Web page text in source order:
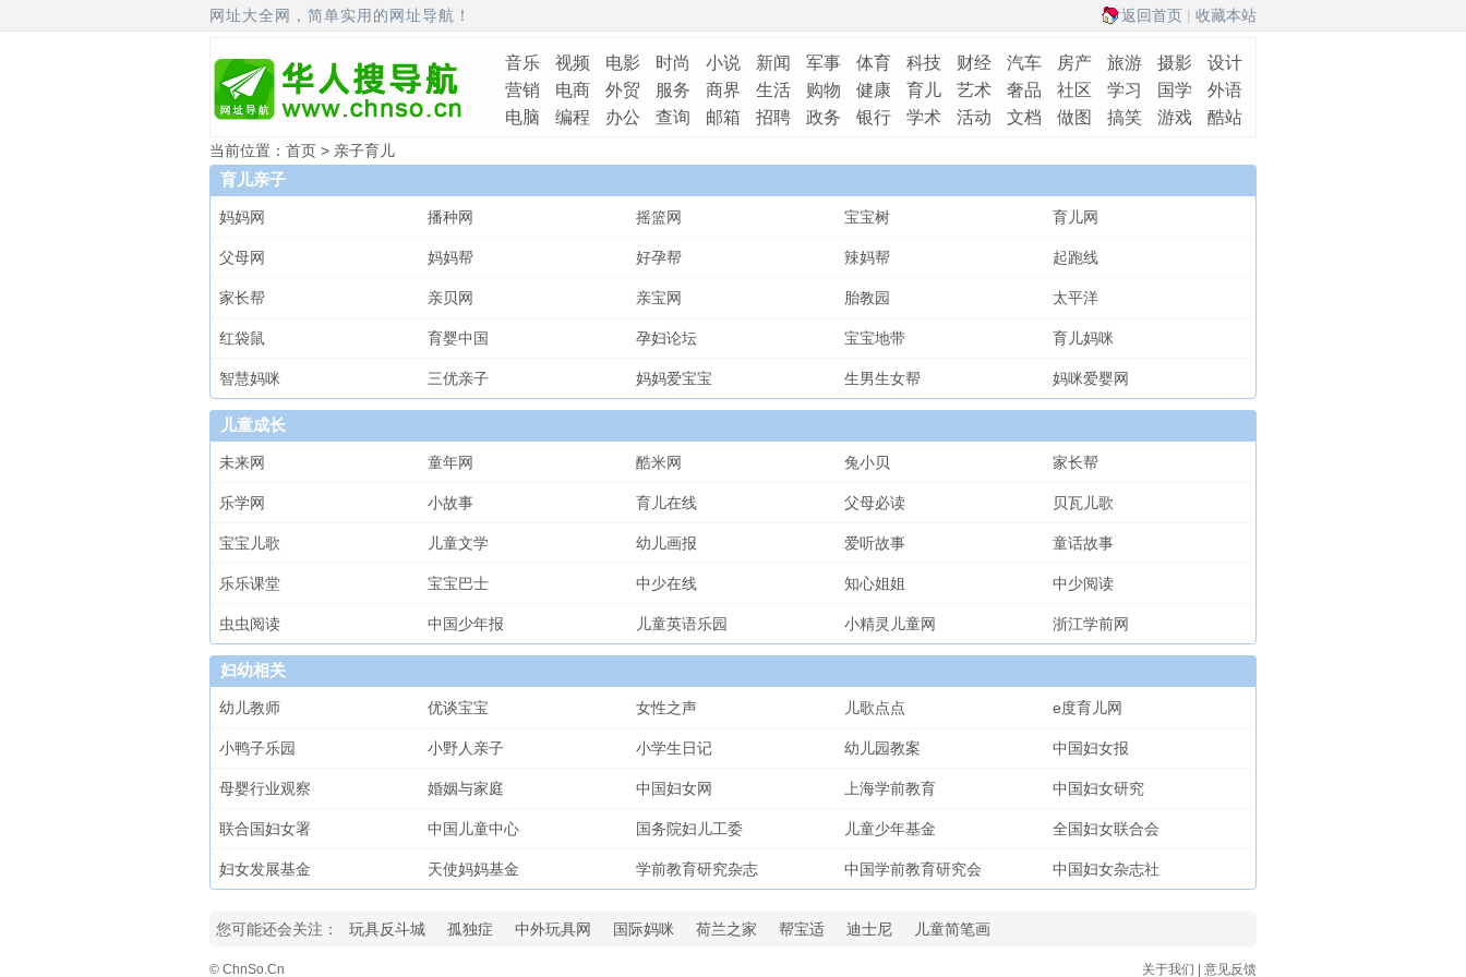
网址大全网，简单实用的网址导航！ 返回首页 | 收藏本站
音乐 视频 电影 时尚 小说 新闻 军事 体育 科技 财经 汽车 房产 旅游 摄影
设计
营销
电商 外贸 服务 商界 生活 购物 健康 育儿 艺术 奢品 社区 学习 国学
外语
电脑
编程 办公 查询 邮箱 招聘 政务 银行 学术 活动 文档 做图 搞笑 游戏 酷站
当前位置： 首页 > 亲子育儿
育儿亲子
妈妈网 播种网 摇篮网 宝宝树 育儿网
父母网 妈妈帮 好孕帮 辣妈帮 起跑线
家长帮 亲贝网 亲宝网 胎教园 太平洋
红袋鼠 育婴中国 孕妇论坛 宝宝地带 育儿妈咪
智慧妈咪 三优亲子 妈妈爱宝宝 生男生女帮 妈咪爱婴网
儿童成长
未来网 童年网 酷米网 兔小贝 家长帮
乐学网 小故事 育儿在线 父母必读 贝瓦儿歌
宝宝儿歌 儿童文学 幼儿画报 爱听故事 童话故事
乐乐课堂 宝宝巴士 中少在线 知心姐姐 中少阅读
虫虫阅读 中国少年报 儿童英语乐园 小精灵儿童网 浙江学前网
妇幼相关
幼儿教师 优谈宝宝 女性之声 儿歌点点 e度育儿网
小鸭子乐园 小野人亲子 小学生日记 幼儿园教案 中国妇女报
母婴行业观察 婚姻与家庭 中国妇女网 上海学前教育 中国妇女研究
联合国妇女署 中国儿童中心 国务院妇儿工委 儿童少年基金 全国妇女联合会
妇女发展基金 天使妈妈基金 学前教育研究杂志 中国学前教育研究会 中国妇女杂志社
您可能还会关注： 玩具反斗城 孤独症 中外玩具网 国际妈咪 荷兰之家 帮宝适 迪士尼 儿童简笔画
© ChnSo.Cn 关于我们 意见反馈